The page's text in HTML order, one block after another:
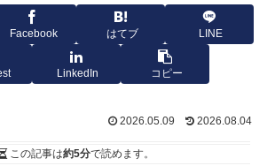
Facebook はてブ LINE
LinkedIn コピー
2026.05.09 2026.08.04
この記事は約5分で読めます。